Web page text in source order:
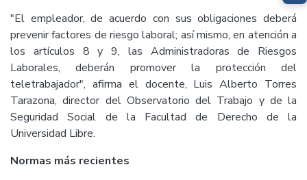
"El empleador, de acuerdo con sus obligaciones deberá
prevenir factores de riesgo laboral; así mismo, en atención a
los artículos 8 y 9, las Administradoras de Riesgos
Laborales, deberán promover la protección del
teletrabajador", afirma el docente, Luis Alberto Torres
Tarazona, director del Observatorio del Trabajo y de la
Seguridad Social de la Facultad de Derecho de la
Universidad Libre.
Normas más recientes